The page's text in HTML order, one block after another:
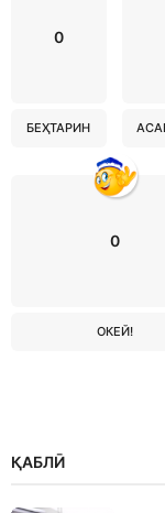
0
БЕҲТАРИН
0
ОКЕЙ!
ҚАБЛӢ